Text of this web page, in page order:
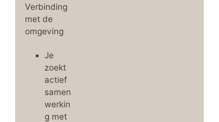
Verbinding
met de
omgeving
Je
zoekt
actief
samen
werkin
g met